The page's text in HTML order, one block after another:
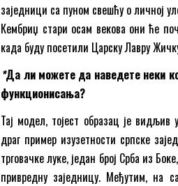
заједници са пуном свешћу о личној
Кембриџ стари осам векова они ће
када буду посетили Царску Лавру
*Да ли можете да наведете неки
функционисања?
Тај модел, тојест образац је
драг пример изузетности српске
трговачке луке, један број Срба из
привредну заједницу. Међутим, на